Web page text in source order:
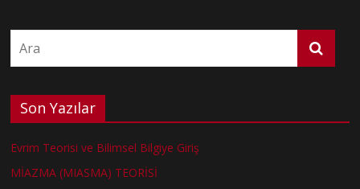
Son Yazılar
Evrim Teorisi ve Bilimsel Bilgiye Giriş
MİAZMA (MIASMA) TEORİSİ